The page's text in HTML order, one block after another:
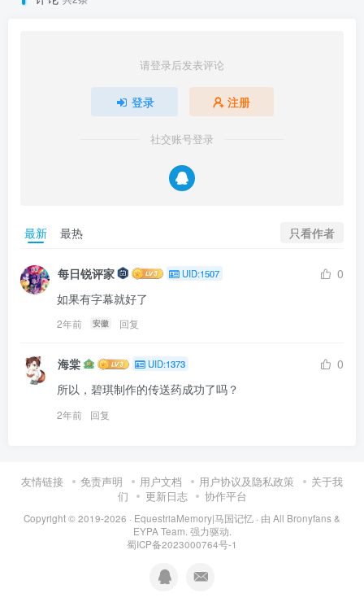
请登录后发表评论
登录 注册
社交账号登录
最新 最热 只看作者
每日锐评家 UID:1507
0
如果有字幕就好了
2年前 安徽 回复
海棠 UID:1373
0
所以，碧琪制作的传送药成功了吗？
2年前 回复
友情链接 免责声明 用户文档 用户协议及隐私政策
关于我
们
更新日志 协作平台
Copyright © 2019-2026 · EquestriaMemory|马国记忆 · 由 All Bronyfans &
EYPA Team. 强力驱动.
蜀ICP备2023000764号-1